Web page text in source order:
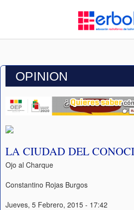
OPINION
LA CIUDAD DEL
Ojo al Charque
Constantino Rojas Burgos
Jueves, 5 Febrero, 2015 - 17:42